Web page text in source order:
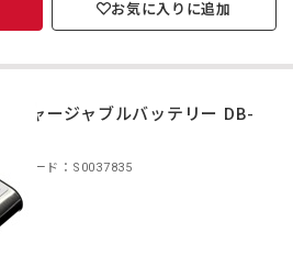
お気に入りに追加
リチャージャブルバッテリー DB-
商品コード：S0037835